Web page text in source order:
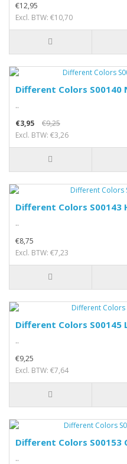
€12,95
Excl. BTW: €10,70
Different Colors S00140
..
€3,95
€9,25
Excl. BTW: €3,26
Different Colors S00143
..
€8,75
Excl. BTW: €7,23
Different Colors S00145
..
€9,25
Excl. BTW: €7,64
Different Colors
..